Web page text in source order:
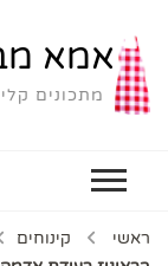
אמא
מתכונים
ראשי קינוחים